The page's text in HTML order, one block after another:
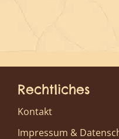
Rechtliches
Kontakt
Impressum &